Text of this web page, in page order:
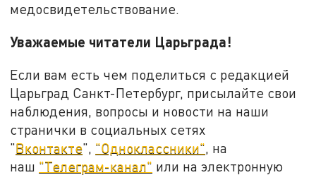
медосвидетельствование.
Уважаемые читатели Царьграда!
Если вам есть чем поделиться с редакцией
Царьград Санкт-Петербург, присылайте свои
наблюдения, вопросы и новости на наши
странички в социальных сетях
"Вконтакте", "Одноклассники" , на
наш "Телеграм-канал" или на электронную